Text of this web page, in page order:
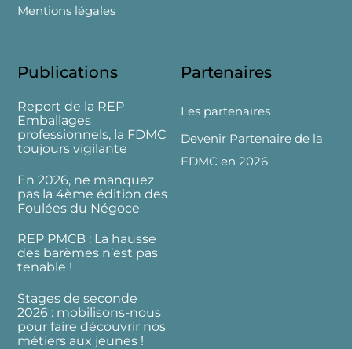
Mentions légales
Publications
Report de la REP
Emballages
professionnels, la FDMC
toujours vigilante
En 2026, ne manquez
pas la 4ème édition des
Foulées du Négoce
REP PMCB : La hausse
des barèmes n’est pas
tenable !
Stages de seconde
2026 : mobilisons-nous
pour faire découvrir nos
métiers aux jeunes !
Partenaires
Les partenaires
Devenir Partenaire de la
FDMC en 2026